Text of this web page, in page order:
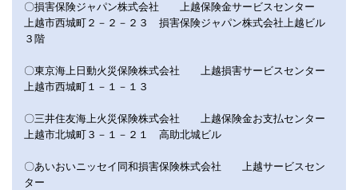
〇損害保険ジャパン株式会社 上越保険金サービスセンター
上越市西城町２－２－２３ 損害保険ジャパン株式会社上越ビル
３階
〇東京海上日動火災保険株式会社 上越損害サービスセンター
上越市西城町１－１－１３
〇三井住友海上火災保険株式会社 上越保険金お支払センター
上越市北城町３－１－２１ 高助北城ビル
〇あいおいニッセイ同和損害保険株式会社 上越サービスセン
ター